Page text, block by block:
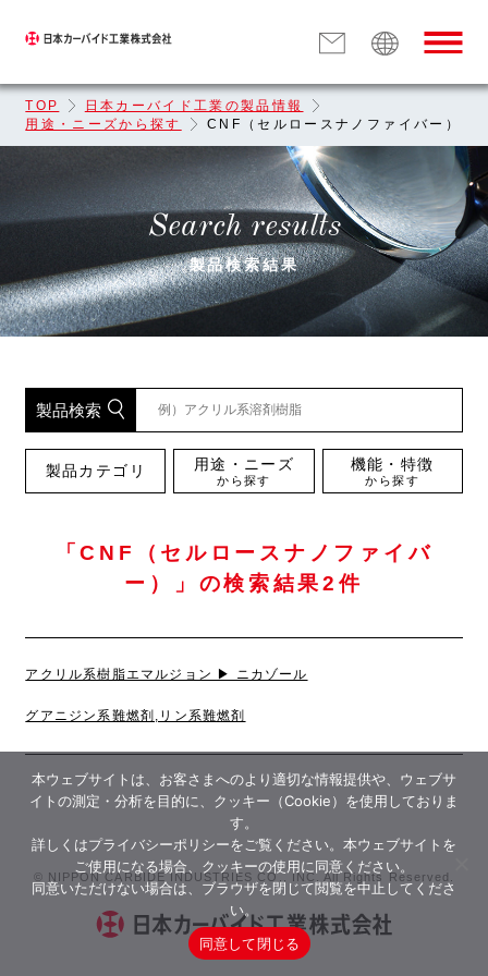
TOP
日本カーバイド工業の製品情報
用途・ニーズから探す
CNF（セルロースナノファイバー）
Search results
製品検索結果
製品検索
製品カテゴリ 用途・ニーズ
から探す
機能・特徴
から探す
「CNF（セルロースナノファイバ
ー）」の検索結果2件
アクリル系樹脂エマルジョン ▶︎ ニカゾール
グアニジン系難燃剤,リン系難燃剤
© NIPPON CARBIDE INDUSTRIES CO., INC. All Rights Reserved.
本ウェブサイトは、お客さまへのより適切な情報提供や、ウェブサ
イトの測定・分析を目的に、クッキー（Cookie）を使用しておりま
す。
詳しくはプライバシーポリシーをご覧ください。本ウェブサイトを
ご使用になる場合、クッキーの使用に同意ください。
同意いただけない場合は、ブラウザを閉じて閲覧を中止してくださ
い。
同意して閉じる